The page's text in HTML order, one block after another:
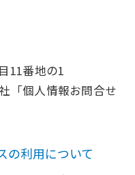
11番地の1
「個人情報お問合せ
の利用について